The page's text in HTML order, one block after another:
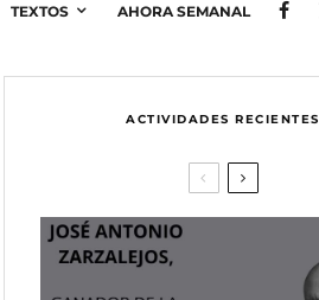
TEXTOS AHORA SEMANAL
ACTIVIDADES RECIENTES